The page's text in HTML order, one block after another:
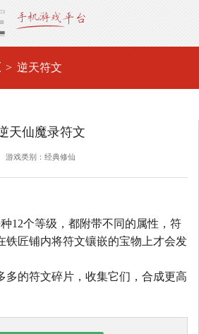
逆天符文
天仙魔录符文
游戏类别：经典修仙
12个等级，都附带不同的属性，符
铁匠铺内将符文镶嵌的宝物上才会发
多的符文碎片，收集它们，合成更高